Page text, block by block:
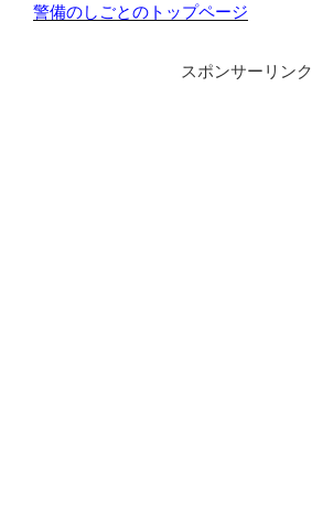
警備のしごとのトップページ
スポンサーリンク